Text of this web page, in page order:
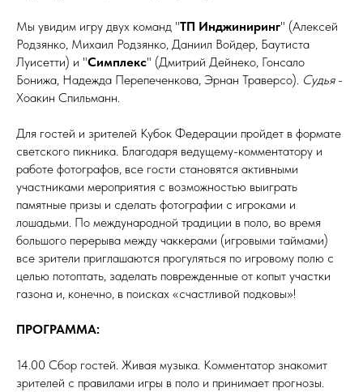
Мы увидим игру двух команд "ТП Инджиниринг" (Алексей
Родзянко, Михаил Родзянко, Даниил Войдер, Баутиста
Луисетти) и "Симплекс" (Дмитрий Дейнеко, Гонсало
Бонижа, Надежда Перепеченкова, Эрнан Траверсо). Судья -
Хоакин Спильманн.
Для гостей и зрителей Кубок Федерации пройдет в формате
светского пикника. Благодаря ведущему-комментатору и
работе фотографов, все гости становятся активными
участниками мероприятия с возможностью выиграть
памятные призы и сделать фотографии с игроками и
лошадьми. По международной традиции в поло, во время
большого перерыва между чаккерами (игровыми таймами)
все зрители приглашаются прогуляться по игровому полю с
целью потоптать, заделать поврежденные от копыт участки
газона и, конечно, в поисках «счастливой подковы»!
ПРОГРАММА:
14.00 Сбор гостей. Живая музыка. Комментатор знакомит
зрителей с правилами игры в поло и принимает прогнозы.